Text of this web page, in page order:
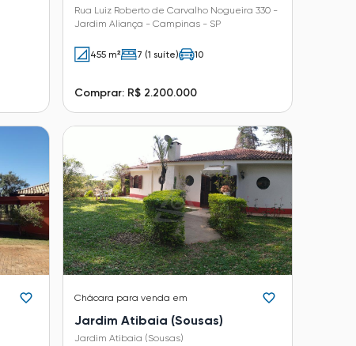
Rua Luiz Roberto de Carvalho Nogueira 330 -
Jardim Aliança - Campinas - SP
455 m² 7 (1 suíte) 10
Comprar: R$ 2.200.000
Chácara para venda em
Jardim Atibaia (Sousas)
Jardim Atibaia (Sousas)